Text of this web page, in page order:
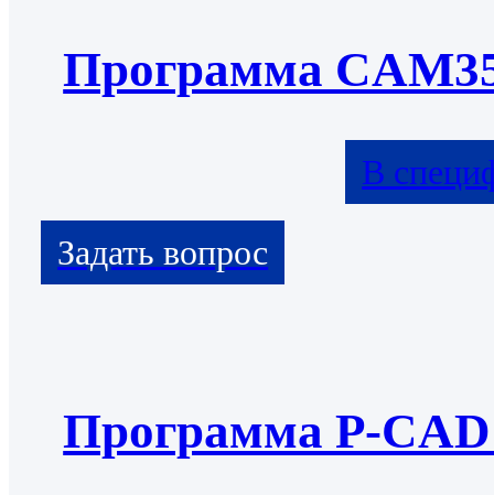
Программа
В
Программа P-CAD